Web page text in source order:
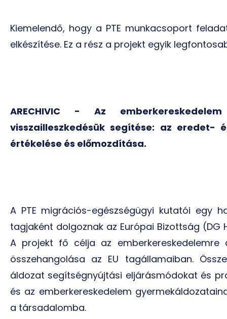
Kiemelendő, hogy a PTE munkacsoport
elkészítése. Ez a rész a projekt egyik
ARECHIVIC - Az
visszailleszkedésük segítése: az
értékelése és előmozdítása.
A PTE migrációs-egészségügyi kutatói egy
tagjaként dolgoznak az Európai Bizottság
A projekt fő célja az emberkereskedelemre
összehangolása az EU tagállamaiban.
áldozat segítségnyújtási eljárásmódokat és
és az emberkereskedelem
a társadalomba.